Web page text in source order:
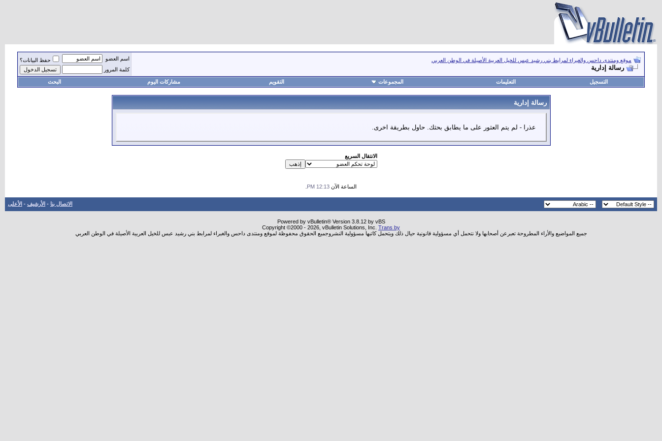
موقع ومنتدى داحس والغبراء لمرابط بني رشيد عبس للخيل العربية الأصيلة في الوطن العربي
رسالة إدارية
اسم العضو
حفظ البيانات؟
كلمة المرور
التسجيل التعليمات المجموعات التقويم مشاركات اليوم البحث
رسالة إدارية
عذرا - لم يتم العثور على ما يطابق بحثك. حاول بطريقة اخرى.
الانتقال السريع
الساعة الآن 12:13 PM
الاتصال بنا - الأرشيف - الأعلى
Powered by vBulletin® Version 3.8.12 by vBS
Copyright ©2000 - 2026, vBulletin Solutions, Inc. Trans by
جميع المواضيع والأراء المطروحة تعبرعن أصحابها ولا نتحمل أي مسؤولية قانونية حيال ذلك ويتحمل كاتبها مسؤولية النشروجميع الحقوق محفوظة لموقع ومنتدى داحس والغبراء لمرابط بني رشيد عبس للخيل العربية الأصيلة في الوطن العربي